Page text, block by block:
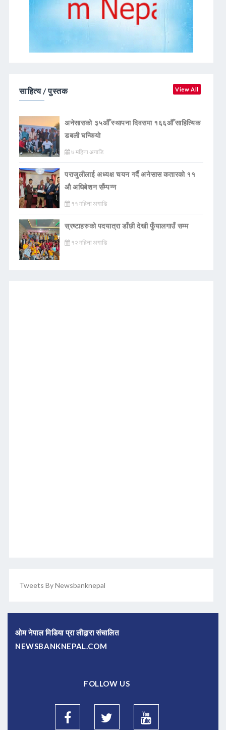
साहित्य / पुस्तक View All
अनेसासको ३५औँ स्थापना दिवसमा १६६औँ साहित्यिक
डबली घन्कियाे
७ महिना अगाडि
पराजुलीलाई अध्यक्ष चयन गर्दै अनेसास कतारको ११
औ अधिबेशन सँम्पन्न
११ महिना अगाडि
स्रष्टाहरुको पदयात्रा डाँछी देखी फुँयालगाउँ सम्म
१२ महिना अगाडि
Tweets By Newsbanknepal
ओम नेपाल मिडिया प्रा लीद्वारा संचालित
NEWSBANKNEPAL.COM
FOLLOW US